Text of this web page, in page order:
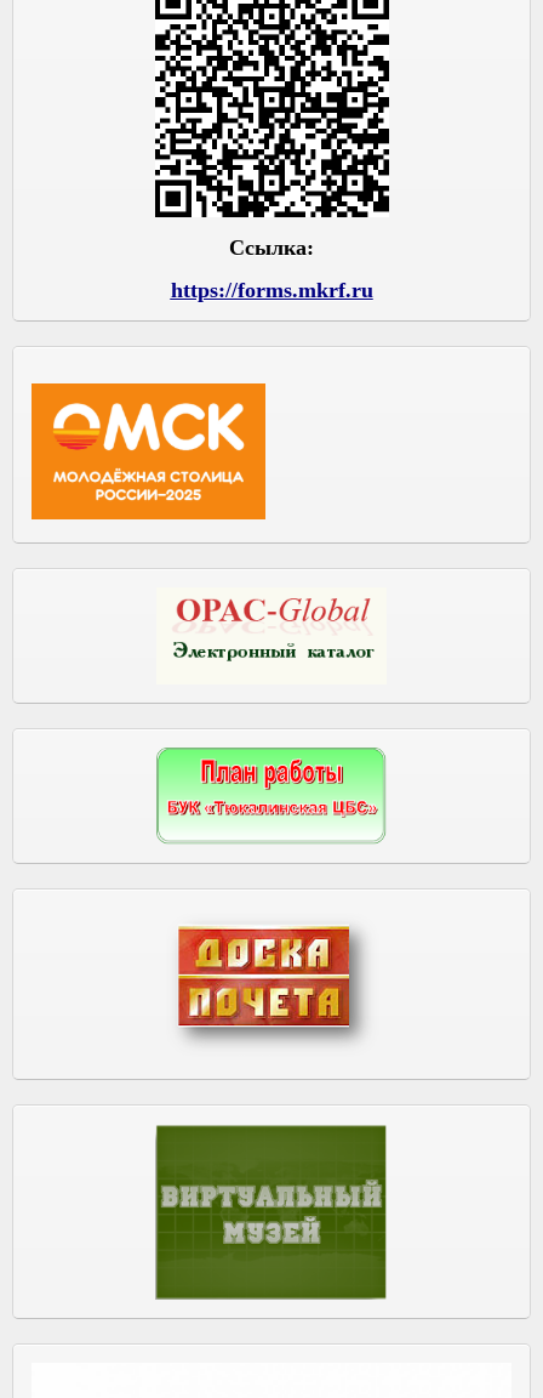
Ссылка:
https://forms.mkrf.ru